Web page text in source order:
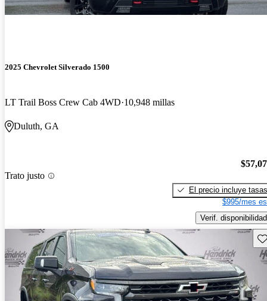
2025 Chevrolet Silverado 1500
LT Trail Boss Crew Cab 4WD 10,948 millas
Duluth, GA
Trato justo
El precio incluye tasas
$995/mes
Verif. disponibilidad